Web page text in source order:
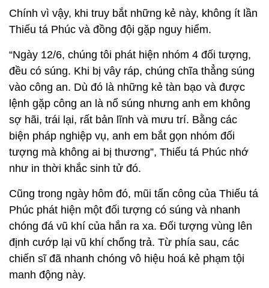
Chính vì vậy, khi truy bắt những kẻ này, không ít lần
Thiếu tá Phúc và đồng đội gặp nguy hiểm.
“Ngày 12/6, chúng tôi phát hiện nhóm 4 đối tượng,
đều có súng. Khi bị vây ráp, chúng chĩa thẳng súng
vào công an. Dù đó là những kẻ tàn bạo và được
lệnh gặp công an là nổ súng nhưng anh em không
sợ hãi, trái lại, rất bản lĩnh và mưu trí. Bằng các
biện pháp nghiệp vụ, anh em bắt gọn nhóm đối
tượng mà không ai bị thương”, Thiếu tá Phúc nhớ
như in thời khắc sinh tử đó.
Cũng trong ngày hôm đó, mũi tấn công của Thiếu tá
Phúc phát hiện một đối tượng có súng và nhanh
chóng đá vũ khí của hắn ra xa. Đối tượng vùng lên
định cướp lại vũ khí chống trả. Từ phía sau, các
chiến sĩ đã nhanh chóng vô hiệu hoá kẻ phạm tội
manh động này.